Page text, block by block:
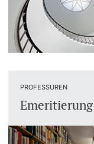
PROFESSUREN
Emeritierung